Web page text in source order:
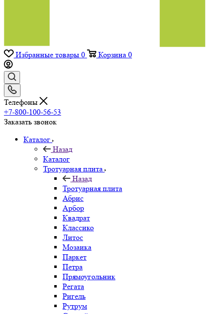
Избранные товары 0 Корзина 0
Телефоны
+7-800-100-56-53
Заказать звонок
Каталог
Назад
Каталог
Тротуарная плита
Назад
Тротуарная плита
Абрис
Арбор
Квадрат
Классико
Литос
Мозаика
Паркет
Петра
Прямоугольник
Регата
Ригель
Рутрум